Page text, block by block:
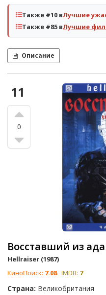
Также #10 вЛучшие
Также #85 вЛучшие
Описание
11
0
Восставший из ада
Hellraiser (1987)
КиноПоиск: 7.08 IMDB: 7
Страна: Великобритания